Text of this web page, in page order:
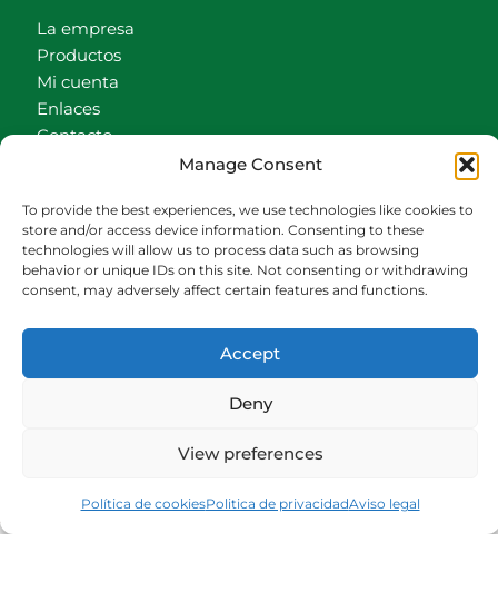
Manage Consent
To provide the best experiences, we use technologies like cookies to
store and/or access device information. Consenting to these
technologies will allow us to process data such as browsing
behavior or unique IDs on this site. Not consenting or withdrawing
consent, may adversely affect certain features and functions.
Accept
Deny
View preferences
Política de cookiesPolitica de privacidadAviso legal
La empresa
Productos
Mi cuenta
Enlaces
Contacto
CONTACTO
942540013
609472979
comercial@bediaycabarga.com
De lunes a viernes de 8:30 a 13:00 y de 15:00 a
Webmaster:Nuética Informática